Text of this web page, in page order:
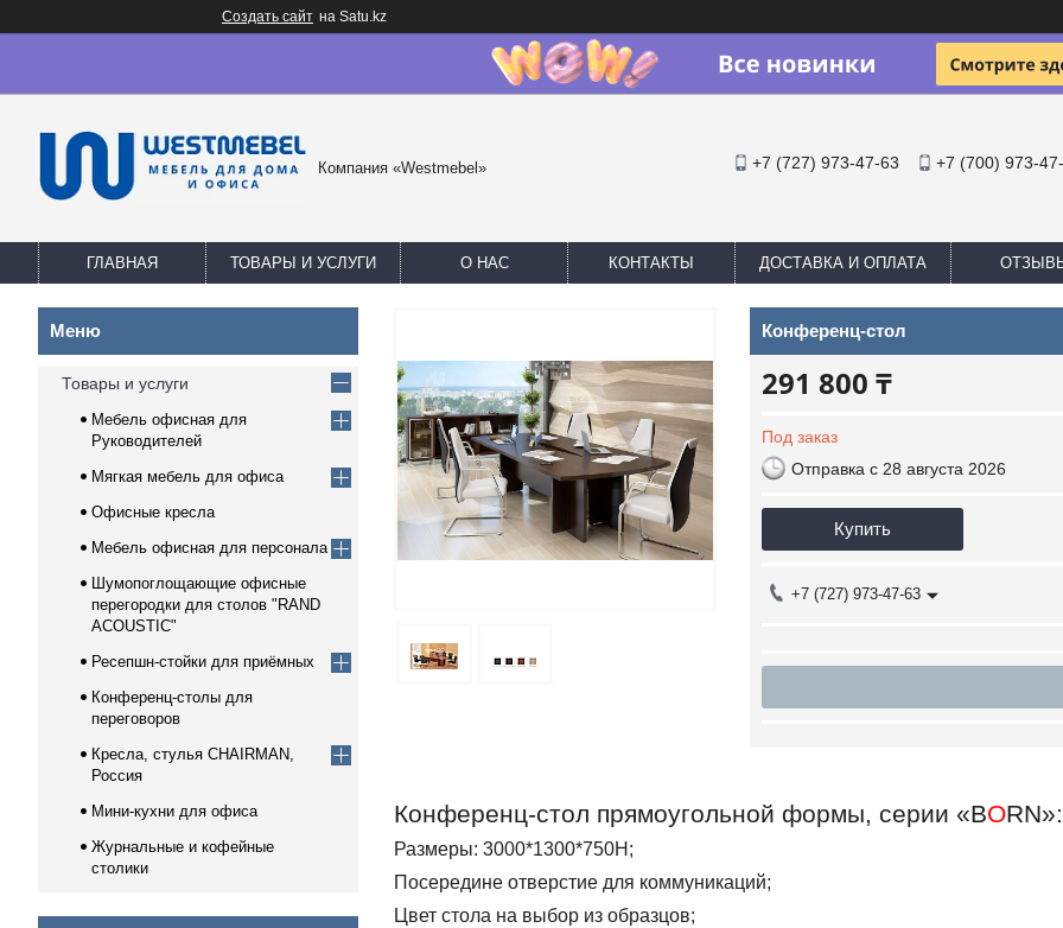
Создать сайт на Satu.kz
Компания «Westmebel» +7 (727) 973-47-63 +7 (700) 973-
ГЛАВНАЯ ТОВАРЫ И УСЛУГИ О НАС КОНТАКТЫ ДОСТАВКА И ОПЛАТА
Конференц-стол
291 800 ₸
Под заказ
Отправка с 28 августа 2026
Купить
+7 (727) 973-47-63
Конференц-стол прямоугольной формы, серии «BORN»:
Размеры: 3000*1300*750Н;
Посередине отверстие для коммуникаций;
Цвет стола на выбор из образцов;
Товары и услуги
Мебель офисная для
Руководителей
Мягкая мебель для офиса
Офисные кресла
Мебель офисная для персонала
Шумопоглощающие офисные
перегородки для столов "RAND
ACOUSTIC"
Ресепшн-стойки для приёмных
Конференц-столы для
переговоров
Кресла, стулья CHAIRMAN,
Россия
Мини-кухни для офиса
Журнальные и кофейные
столики